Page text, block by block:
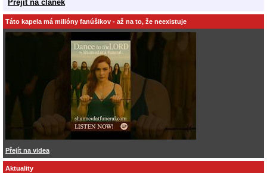
Přejít na článek
Táto kapela má milióny fanúšikov - až na to, že neexistuje
Přejít na videa
Aktuality